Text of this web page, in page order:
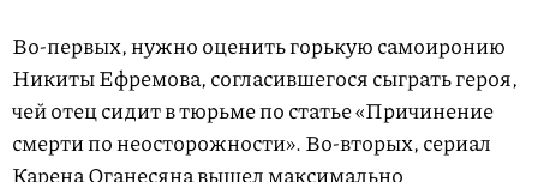
Во-первых, нужно оценить горькую самоиронию
Никиты Ефремова, согласившегося сыграть героя,
чей отец сидит в тюрьме по статье «Причинение
смерти по неосторожности». Во-вторых, сериал
Карена Оганесяна вышел максимально